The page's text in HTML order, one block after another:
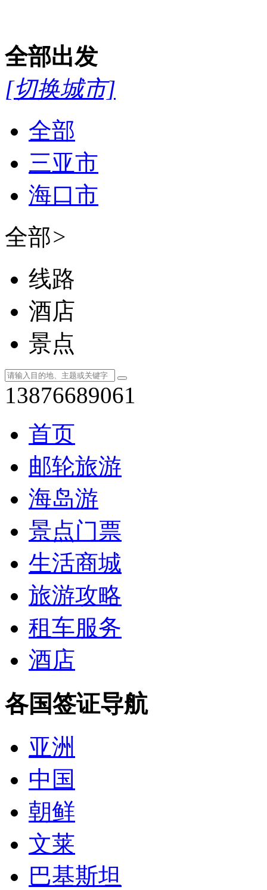
全部出发
[切换城市]
全部
三亚市
海口市
全部>
线路
酒店
景点
13876689061
首页
邮轮旅游
海岛游
景点门票
生活商城
旅游攻略
租车服务
酒店
各国签证导航
亚洲
中国
朝鲜
文莱
巴基斯坦